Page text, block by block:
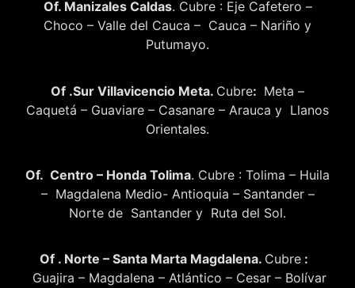
Of. Manizales Caldas. Cubre : Eje Cafetero –
Choco – Valle del Cauca – Cauca – Nariño y
Putumayo.
Of .Sur Villavicencio Meta. Cubre: Meta –
Caquetá – Guaviare – Casanare – Arauca y Llanos
Orientales.
Of. Centro – Honda Tolima. Cubre : Tolima – Huila
– Magdalena Medio- Antioquia – Santander –
Norte de Santander y Ruta del Sol.
Of . Norte – Santa Marta Magdalena. Cubre :
Guajira – Magdalena – Atlántico – Cesar – Bolívar